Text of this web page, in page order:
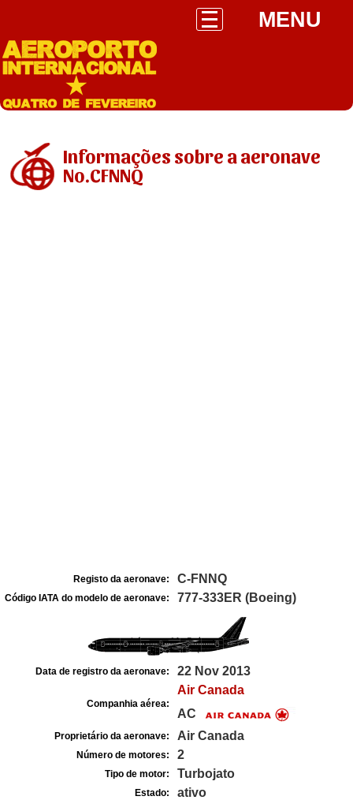
MENU
Informações sobre a aeronave
No.CFNNQ
Registo da aeronave: C-FNNQ
Código IATA do modelo de aeronave: 777-333ER (Boeing)
Data de registro da aeronave: 22 Nov 2013
Companhia aérea:
Air Canada
AC
Proprietário da aeronave: Air Canada
Número de motores: 2
Tipo de motor: Turbojato
Estado: ativo